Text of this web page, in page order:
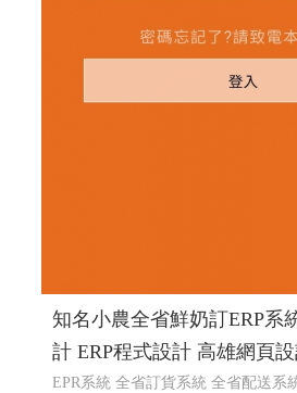
知名小農全省鮮奶訂ERP系
計 ERP程式設計 高雄網頁
EPR系統 全省訂貨系統 全省配送系